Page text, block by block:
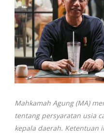
Mahkamah Agung (MA)
tentang persyaratan usia
kepala daerah. Ketentuan